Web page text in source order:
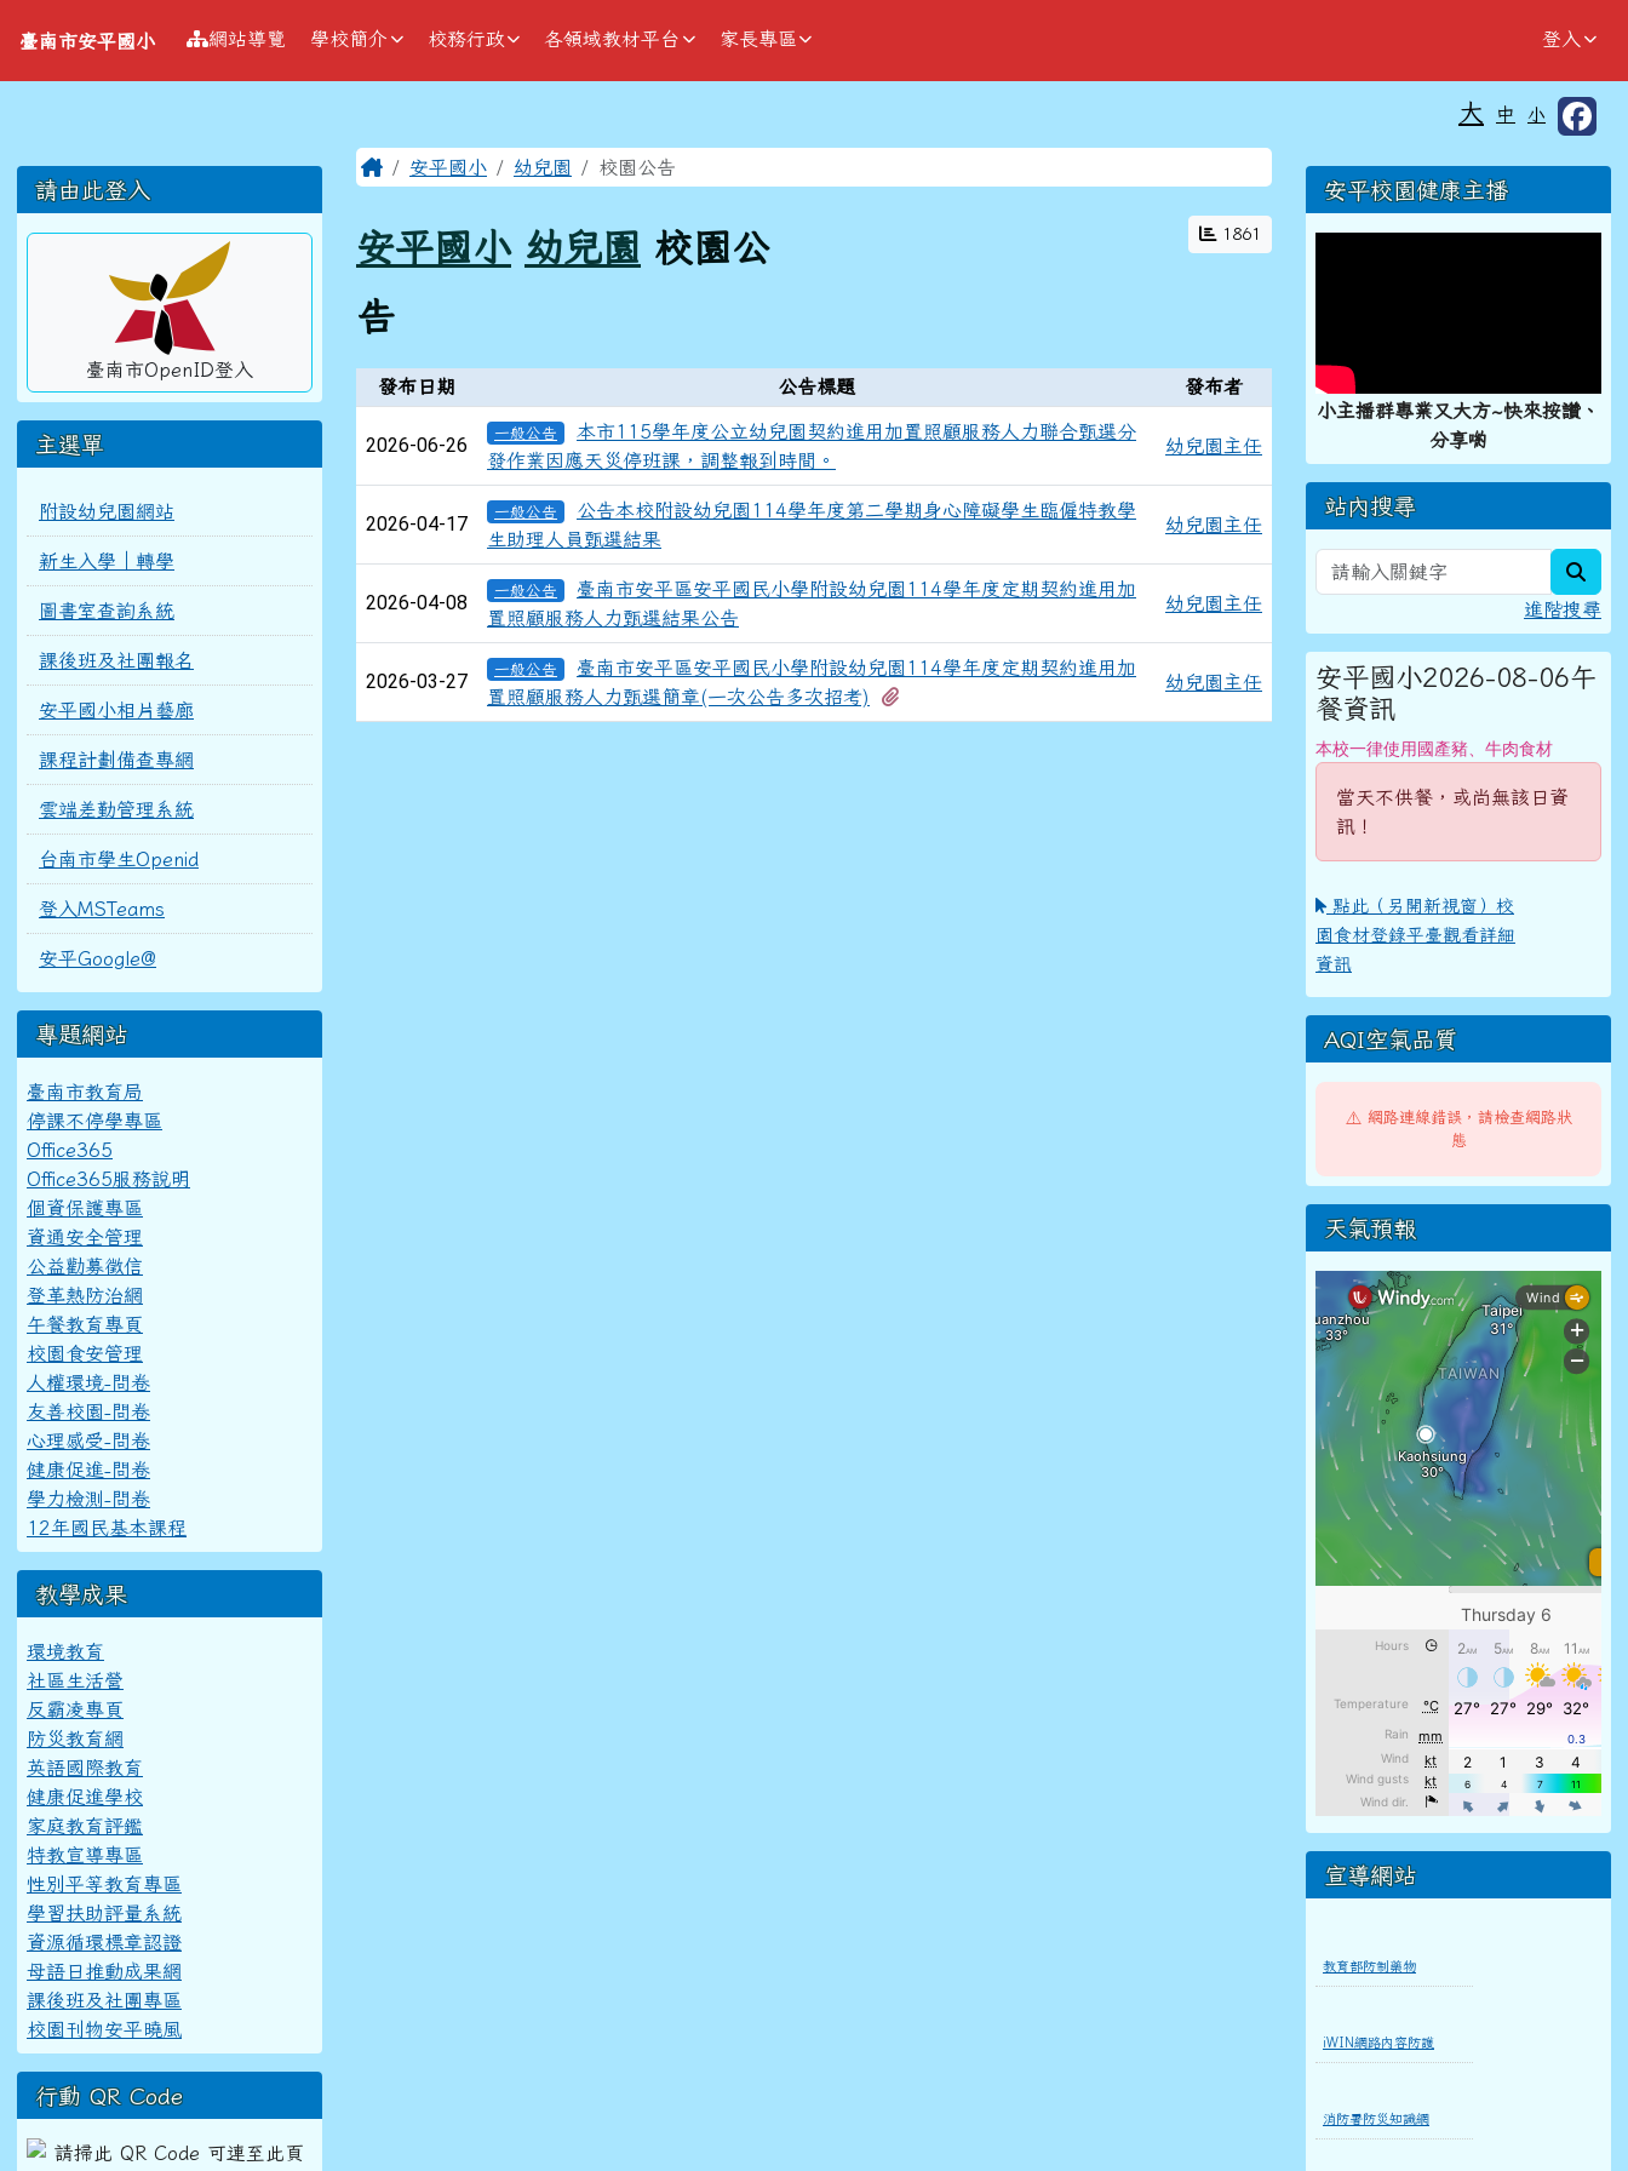
臺南市安平國小
導覽列
臺南市安平國小 網站導覽 學校簡介 校務行政 各領域教材平台 家長專區 登入
⏸
大 中 小
左邊區域內容
請由此登入
臺南市OpenID登入
主選單
附設幼兒園網站
新生入學｜轉學
圖書室查詢系統
課後班及社團報名
安平國小相片藝廊
課程計劃備查專網
雲端差勤管理系統
台南市學生Openid
登入MSTeams
安平Google@
專題網站
臺南市教育局
停課不停學專區
Office365
Office365服務說明
個資保護專區
資通安全管理
公益勸募徵信
登革熱防治網
午餐教育專頁
校園食安管理
人權環境-問卷
友善校園-問卷
心理感受-問卷
健康促進-問卷
學力檢測-問卷
12年國民基本課程
教學成果
環境教育
社區生活營
反霸凌專頁
防災教育網
英語國際教育
健康促進學校
家庭教育評鑑
特教宣導專區
性別平等教育專區
學習扶助評量系統
資源循環標章認證
母語日推動成果網
課後班及社團專區
校園刊物安平曉風
行動 QR Code
主內容區域
Home安平國小 幼兒園 校園公告
安平國小 幼兒園 校園公
告
1861
新聞列表
發布日期 公告標題 發布者
2026-06-26
一般公告
本市115學年度公立幼兒園契約進用加置照顧服務人力聯合甄選分
發作業因應天災停班課，調整報到時間。
幼兒園主任
2026-04-17
一般公告
公告本校附設幼兒園114學年度第二學期身心障礙學生臨僱特教學
生助理人員甄選結果
幼兒園主任
2026-04-08
一般公告
臺南市安平區安平國民小學附設幼兒園114學年度定期契約進用加
置照顧服務人力甄選結果公告
幼兒園主任
2026-03-27
一般公告
臺南市安平區安平國民小學附設幼兒園114學年度定期契約進用加
置照顧服務人力甄選簡章(一次公告多次招考)
幼兒園主任
右邊區域內容
安平校園健康主播
小主播群專業又大方~快來按讚、
分享喲
站內搜尋
進階搜尋
安平國小2026-08-06午
餐資訊
本校一律使用國產豬、牛肉食材
當天不供餐，或尚無該日資
訊！
點此（另開新視窗）校
園食材登錄平臺觀看詳細
資訊
AQI空氣品質
⚠️ 網路連線錯誤，請檢查網路狀
態
天氣預報
宣導網站
教育部防制藥物
iWIN網路內容防護
消防署防災知識網
頁尾區域